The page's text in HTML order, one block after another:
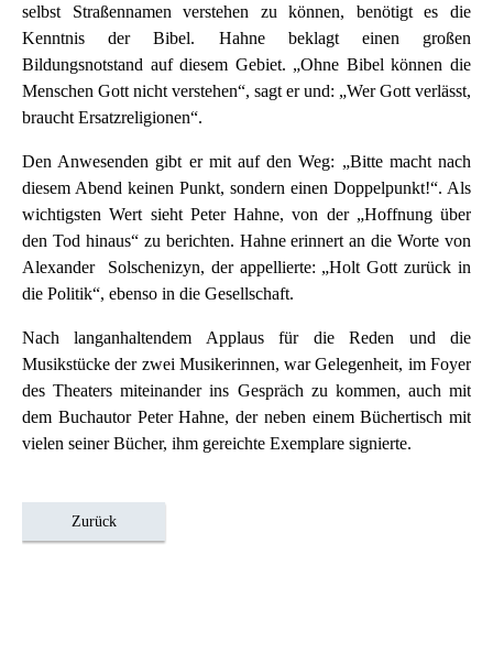
selbst Straßennamen verstehen zu können, benötigt es die
Kenntnis der Bibel. Hahne beklagt einen großen
Bildungsnotstand auf diesem Gebiet. „Ohne Bibel können die
Menschen Gott nicht verstehen“, sagt er und: „Wer Gott verlässt,
braucht Ersatzreligionen“.
Den Anwesenden gibt er mit auf den Weg: „Bitte macht nach
diesem Abend keinen Punkt, sondern einen Doppelpunkt!“. Als
wichtigsten Wert sieht Peter Hahne, von der „Hoffnung über
den Tod hinaus“ zu berichten. Hahne erinnert an die Worte von
Alexander Solschenizyn, der appellierte: „Holt Gott zurück in
die Politik“, ebenso in die Gesellschaft.
Nach langanhaltendem Applaus für die Reden und die
Musikstücke der zwei Musikerinnen, war Gelegenheit, im Foyer
des Theaters miteinander ins Gespräch zu kommen, auch mit
dem Buchautor Peter Hahne, der neben einem Büchertisch mit
vielen seiner Bücher, ihm gereichte Exemplare signierte.
Zurück